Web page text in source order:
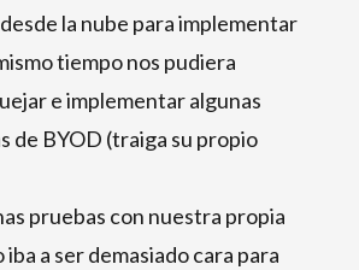
la nube para implementar
tiempo nos pudiera
e implementar algunas
de BYOD (traiga su propio
pruebas con nuestra propia
a ser demasiado cara para